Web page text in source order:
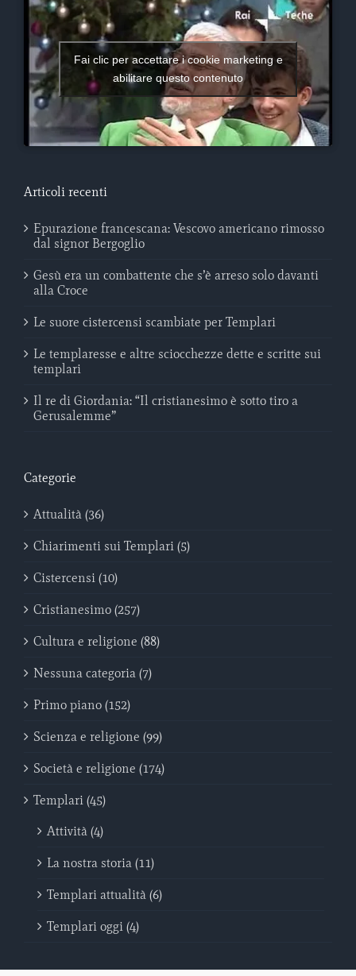
Fai clic per accettare i cookie marketing e
abilitare questo contenuto
Articoli recenti
Epurazione francescana: Vescovo americano rimosso
dal signor Bergoglio
Gesù era un combattente che s’è arreso solo davanti
alla Croce
Le suore cistercensi scambiate per Templari
Le templaresse e altre sciocchezze dette e scritte sui
templari
Il re di Giordania: “Il cristianesimo è sotto tiro a
Gerusalemme”
Categorie
Attualità (36)
Chiarimenti sui Templari (5)
Cistercensi (10)
Cristianesimo (257)
Cultura e religione (88)
Nessuna categoria (7)
Primo piano (152)
Scienza e religione (99)
Società e religione (174)
Templari (45)
Attività (4)
La nostra storia (11)
Templari attualità (6)
Templari oggi (4)